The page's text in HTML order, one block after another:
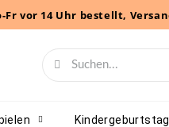
Fr vor 14 Uhr bestellt,
Kindergeburtstag